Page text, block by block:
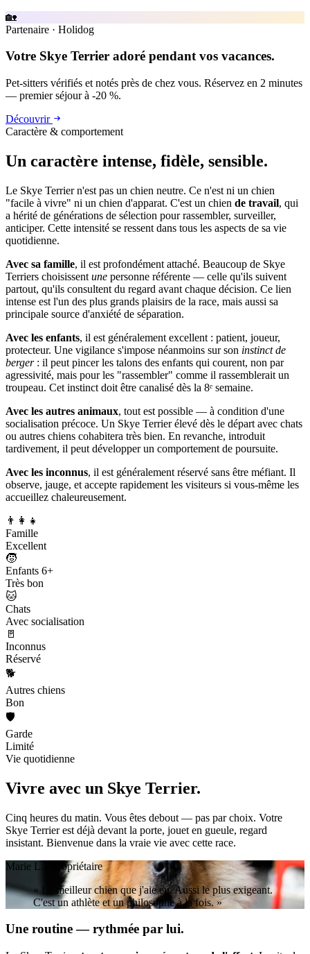
🏡
Partenaire · Holidog
Votre Skye Terrier adoré pendant vos vacances.
Pet-sitters vérifiés et notés près de chez vous. Réservez en 2 minutes
— premier séjour à -20 %.
Découvrir
Caractère & comportement
Un caractère intense, fidèle, sensible.
Le Skye Terrier n'est pas un chien neutre. Ce n'est ni un chien
"facile à vivre" ni un chien d'apparat. C'est un chien de travail, qui
a hérité de générations de sélection pour rassembler, surveiller,
anticiper. Cette intensité se ressent dans tous les aspects de sa vie
quotidienne.
Avec sa famille, il est profondément attaché. Beaucoup de Skye
Terriers choisissent une personne référente — celle qu'ils suivent
partout, qu'ils consultent du regard avant chaque décision. Ce lien
intense est l'un des plus grands plaisirs de la race, mais aussi sa
principale source d'anxiété de séparation.
Avec les enfants, il est généralement excellent : patient, joueur,
protecteur. Une vigilance s'impose néanmoins sur son instinct de
berger: il peut pincer les talons des enfants qui courent, non par
agressivité, mais pour les "rassembler" comme il rassemblerait un
troupeau. Cet instinct doit être canalisé dès la 8ᵉ semaine.
Avec les autres animaux, tout est possible — à condition d'une
socialisation précoce. Un Skye Terrier élevé dès le départ avec chats
ou autres chiens cohabitera très bien. En revanche, introduit
tardivement, il peut développer un comportement de poursuite.
Avec les inconnus, il est généralement réservé sans être méfiant. Il
observe, jauge, et accepte rapidement les visiteurs si vous-même les
accueillez chaleureusement.
👨‍👩‍👧
Famille
Excellent
🧒
Enfants 6+
Très bon
🐱
Chats
Avec socialisation
🚪
Inconnus
Réservé
🐕
Autres chiens
Bon
🛡️
Garde
Limité
Vie quotidienne
Vivre avec un Skye Terrier.
Cinq heures du matin. Vous êtes debout — pas par choix. Votre
Skye Terrier est déjà devant la porte, jouet en gueule, regard
insistant. Bienvenue dans la vraie vie avec cette race.
Marie L. · propriétaire
« Le meilleur chien que j'aie eu. Aussi le plus exigeant.
C'est un athlète et un philosophe à la fois. »
Une routine — rythmée par lui.